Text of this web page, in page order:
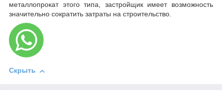
металлопрокат этого типа, застройщик имеет возможность
значительно сократить затраты на строительство.
Скрыть